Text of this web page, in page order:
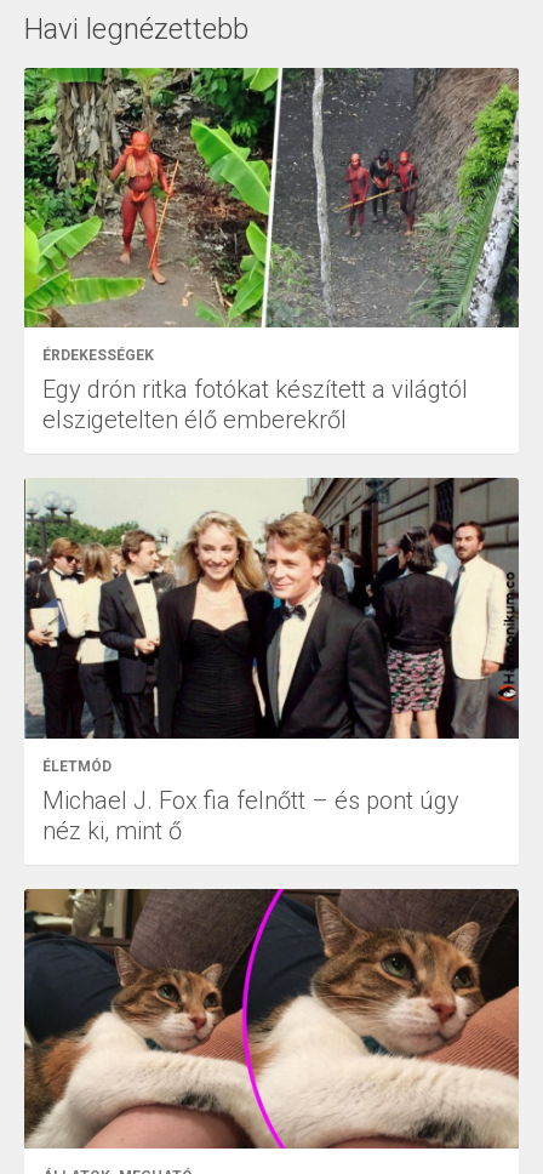
Havi legnézettebb
ÉRDEKESSÉGEK
Egy drón ritka fotókat készített a világtól
elszigetelten élő emberekről
ÉLETMÓD
Michael J. Fox fia felnőtt – és pont úgy
néz ki, mint ő